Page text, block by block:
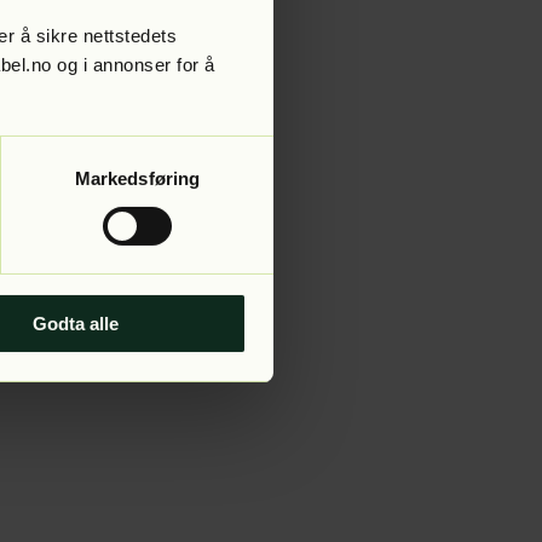
å sikre nettstedets
og i annonser for å
Markedsføring
Godta alle